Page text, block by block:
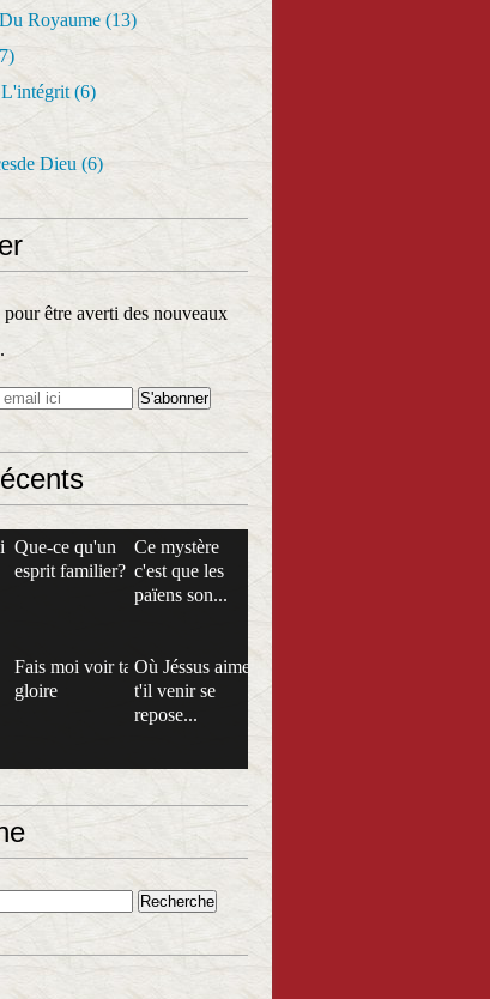
Royaume (13)
(6)
Dieu (6)
être averti des nouveaux
Que-ce qu'un
esprit familier?
Ce mystère
c'est que les
païens son...
Fais moi voir ta
gloire
Où Jéssus aime
t'il venir se
repose...